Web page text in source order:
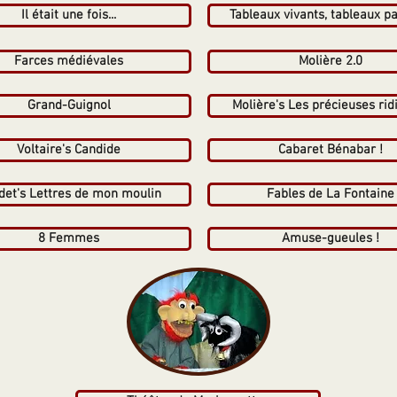
Il était une fois... Tableaux vivants, tableaux
Farces médiévales
Grand-Guignol
Voltaire's Candide
Lettres de mon moulin
8 Femmes
Molière 2.0
Molière's Les précieuses
Cabaret Bénabar !
Fables de La Fontaine
Amuse-gueules !